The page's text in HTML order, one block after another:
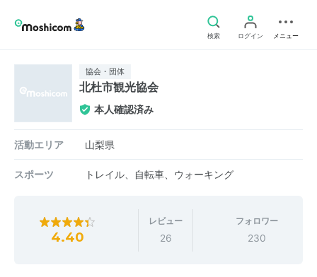
検索 ログイン メニュー
協会・団体
北杜市観光協会
本人確認済み
活動エリア 山梨県
スポーツ トレイル、自転車、ウォーキング
4.40
レビュー
26
フォロワー
230